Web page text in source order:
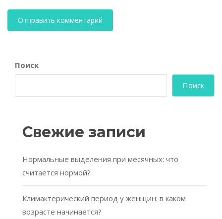
Поиск
Поиск
Свежие записи
Нормальные выделения при месячных: что
считается нормой?
Климактерический период у женщин: в каком
возрасте начинается?